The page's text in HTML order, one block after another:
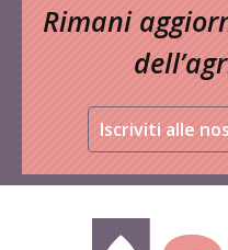
Rimani
Iscriviti alle